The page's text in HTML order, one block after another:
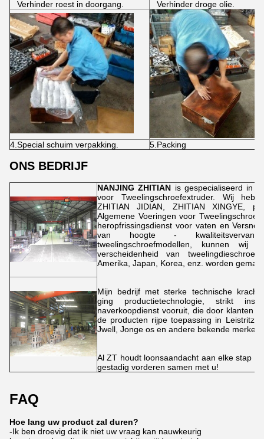
Verhinder roest in doorgang. Verhinder droge olie.
4.Special schuim verpakking. 5.Packing
ONS BEDRIJF
NANJING ZHITIAN is gespecialiseerd in
voor Tweelingschroefextruder. Wij
ZHITIAN JIDIAN, ZHITIAN XINGYE,
Algemene Voeringen voor
heropfrissingsdienst voor vaten en
van hoogte -
tweelingschroefmodellen, kunnen wij
verscheidenheid van
Amerika, Japan, Korea, enz. worden
Mijn bedrijf met sterke technische
ging productietechnologie, strikt
naverkoopdienst vooruit, die door klanten
de producten rijpe toepassing in Leistritz,
Jwell, Jonge os en andere bekende merken
Al ZT houdt loonsaandacht aan elke stap
gestadig vorderen samen met u!
FAQ
Hoe lang uw product zal duren?
-Ik ben droevig dat ik niet uw vraag kan nauwkeurig